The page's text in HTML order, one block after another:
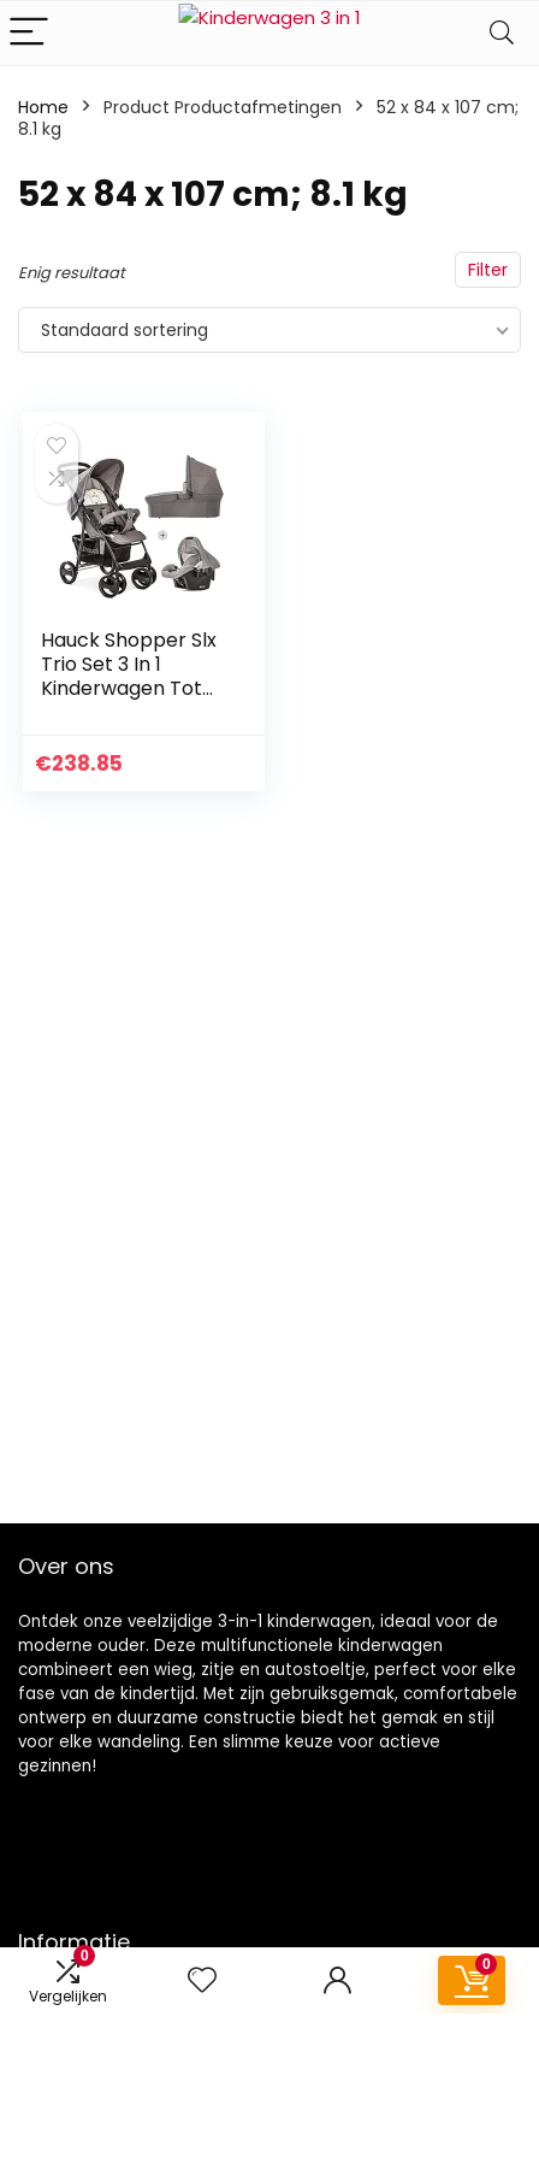
0
Vergelijken
0
Home Product Productafmetingen
‎52 x 84 x 107 cm;
8.1 kg
‎52 x 84 x 107 cm; 8.1 kg
Filter
Enig resultaat
Standaard sortering
Hauck Shopper Slx
Trio Set 3 In 1
Kinderwagen Tot
Matras Vanaf De
€238.85
Over ons
Ontdek onze veelzijdige 3-in-1 kinderwagen, ideaal voor de
moderne ouder. Deze multifunctionele kinderwagen
combineert een wieg, zitje en autostoeltje, perfect voor elke
fase van de kindertijd. Met zijn gebruiksgemak, comfortabele
ontwerp en duurzame constructie biedt het gemak en stijl
voor elke wandeling. Een slimme keuze voor actieve
gezinnen!
Informatie
Contact